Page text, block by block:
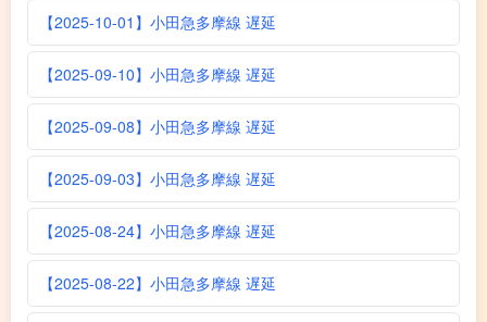
【2025-10-01】小田急多摩線 遅延
【2025-09-10】小田急多摩線 遅延
【2025-09-08】小田急多摩線 遅延
【2025-09-03】小田急多摩線 遅延
【2025-08-24】小田急多摩線 遅延
【2025-08-22】小田急多摩線 遅延